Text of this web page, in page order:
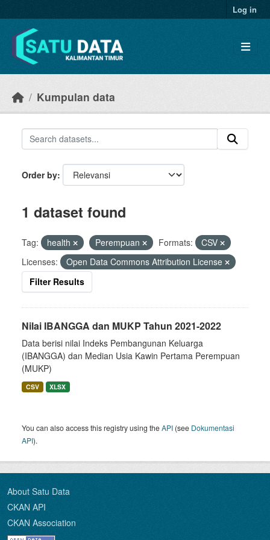
Log in
Kumpulan data
Order by
1 dataset found
Tag: health Perempuan Formats:
CSV
Licenses:
Open Data Commons Attribution License
Filter Results
Nilai IBANGGA dan MUKP Tahun 2021-2022
Data berisi nilai Indeks Pembangunan Keluarga
(IBANGGA) dan Median Usia Kawin Pertama Perempuan
(MUKP)
CSV XLSX
You can also access this registry using theAPI (see Dokumentasi
API).
About Satu Data
CKAN API
CKAN Association